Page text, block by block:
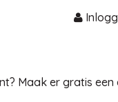
Maak er gratis een